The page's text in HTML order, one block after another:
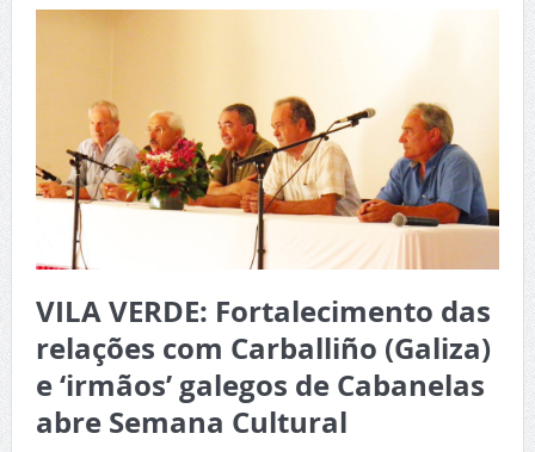
VILA VERDE: Fortalecimento das
relações com Carballiño (Galiza)
e ‘irmãos’ galegos de Cabanelas
abre Semana Cultural